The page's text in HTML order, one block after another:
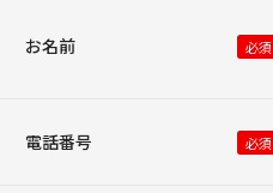
お名前
電話番号